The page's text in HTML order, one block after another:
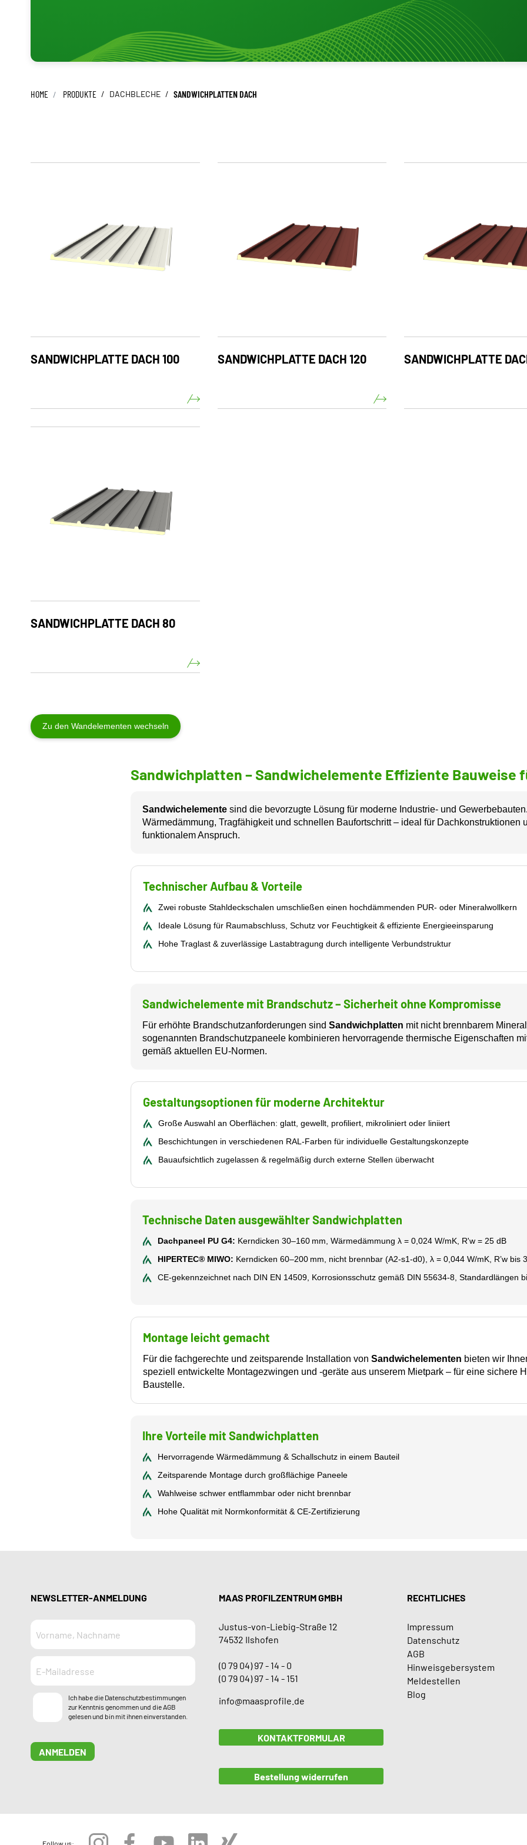
LÜFTUNGSPROFILE
PROFILFÜLLER
SCHRAUBEN
DICHTBÄNDER
PV KLEMMEN
HOME PRODUKTE / DACHBLECHE / SANDWICHPLATTEN DACH
SANDWICHPLATTE DACH 100 SANDWICHPLATTE DACH 120 SANDWICHPLATTE
SANDWICHPLATTE DACH 80
Zu den Wandelementen wechseln
Sandwichplatten – Sandwichelemente Effiziente Bauweise
Sandwichelemente sind die bevorzugte Lösung für moderne Industrie- und
Wärmedämmung, Tragfähigkeit und schnellen Baufortschritt – ideal für Dachkonstruktionen
funktionalem Anspruch.
Technischer Aufbau & Vorteile
Zwei robuste Stahldeckschalen umschließen einen hochdämmenden PUR- oder Mineralwollkern
Ideale Lösung für Raumabschluss, Schutz vor Feuchtigkeit & effiziente Energieeinsparung
Hohe Traglast & zuverlässige Lastabtragung durch intelligente Verbundstruktur
Sandwichelemente mit Brandschutz – Sicherheit ohne Kompromisse
Für erhöhte Brandschutzanforderungen sind Sandwichplatten mit nicht brennbarem
sogenannten Brandschutzpaneele kombinieren hervorragende thermische Eigenschaften
gemäß aktuellen EU-Normen.
Gestaltungsoptionen für moderne Architektur
Große Auswahl an Oberflächen: glatt, gewellt, profiliert, mikroliniert oder liniiert
Beschichtungen in verschiedenen RAL-Farben für individuelle Gestaltungskonzepte
Bauaufsichtlich zugelassen & regelmäßig durch externe Stellen überwacht
Technische Daten ausgewählter Sandwichplatten
Dachpaneel PU G4: Kerndicken 30–160 mm, Wärmedämmung λ = 0,024 W/mK, R'w = 25 dB
HIPERTEC® MIWO: Kerndicken 60–200 mm, nicht brennbar (A2-s1-d0), λ = 0,044 W/mK, R’w bis
CE-gekennzeichnet nach DIN EN 14509, Korrosionsschutz gemäß DIN 55634-8, Standardlängen
Montage leicht gemacht
Für die fachgerechte und zeitsparende Installation von Sandwichelementen bieten wir
speziell entwickelte Montagezwingen und -geräte aus unserem Mietpark – für eine sichere
Baustelle.
Ihre Vorteile mit Sandwichplatten
Hervorragende Wärmedämmung & Schallschutz in einem Bauteil
Zeitsparende Montage durch großflächige Paneele
Wahlweise schwer entflammbar oder nicht brennbar
Hohe Qualität mit Normkonformität & CE-Zertifizierung
NEWSLETTER-ANMELDUNG
Ich habe dieDatenschutzbestimmungen
zur Kenntnis genommen und dieAGB
gelesen und bin mit ihnen einverstanden.
ANMELDEN
MAAS PROFILZENTRUM GMBH
Justus-von-Liebig-Straße 12
74532 Ilshofen
(0 79 04) 97 - 14 - 0
(0 79 04) 97 - 14 - 151
info@maasprofile.de
KONTAKTFORMULAR
Bestellung widerrufen
RECHTLICHES
Impressum
Datenschutz
AGB
Hinweisgebersystem
Meldestellen
Blog